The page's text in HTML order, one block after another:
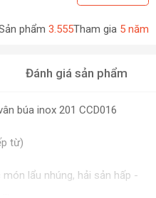
phẩm 3.555Tham gia 5 năm
Đánh giá sản phẩm
búa inox 201 CCD016
từ)
lẩu nhúng, hải sản hấp -